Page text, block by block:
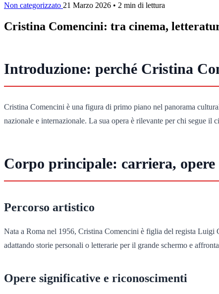
Non categorizzato 21 Marzo 2026 • 2 min di lettura
Cristina Comencini: tra cinema,
Introduzione: perché Cristina
Cristina Comencini è una figura di primo piano nel panorama
nazionale e internazionale. La sua opera è rilevante per chi segue il
Corpo principale: carriera, opere
Percorso artistico
Nata a Roma nel 1956, Cristina Comencini è figlia del regista Luigi
adattando storie personali o letterarie per il grande schermo e
Opere significative e riconoscimenti